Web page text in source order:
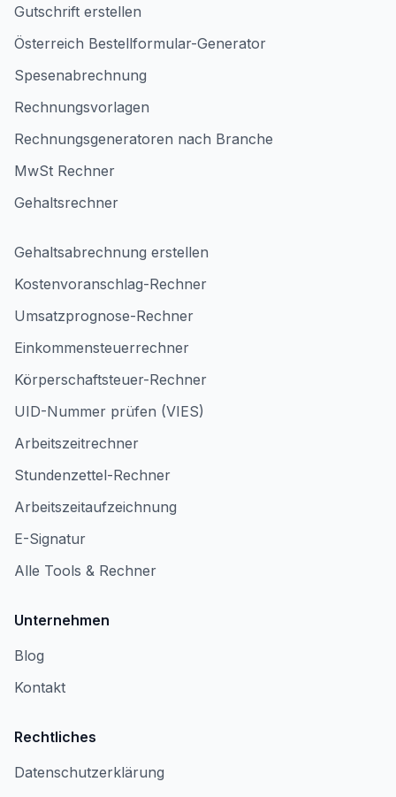
Gutschrift erstellen
Österreich Bestellformular-Generator
Spesenabrechnung
Rechnungsvorlagen
Rechnungsgeneratoren nach Branche
MwSt Rechner
Gehaltsrechner
Gehaltsabrechnung erstellen
Kostenvoranschlag-Rechner
Umsatzprognose-Rechner
Einkommensteuerrechner
Körperschaftsteuer-Rechner
UID-Nummer prüfen (VIES)
Arbeitszeitrechner
Stundenzettel-Rechner
Arbeitszeitaufzeichnung
E-Signatur
Alle Tools & Rechner
Unternehmen
Blog
Kontakt
Rechtliches
Datenschutzerklärung